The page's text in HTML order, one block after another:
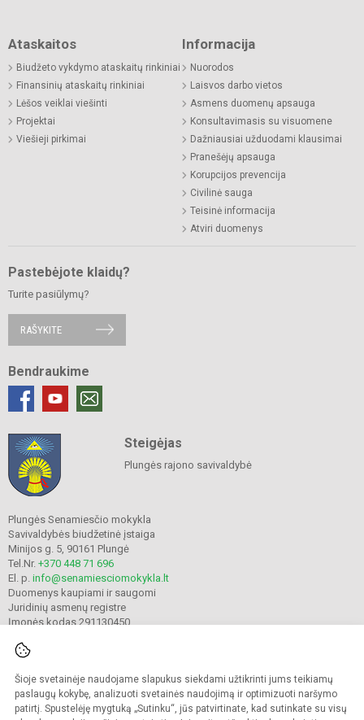
Šioje svetainėje naudojame slapukus siekdami užtikrinti jums teikiamų
paslaugų kokybę, analizuoti svetainės naudojimą ir optimizuoti naršymo
patirtį. Spustelėję mygtuką „Sutinku“, jūs patvirtinate, kad sutinkate su visų
Ataskaitos
Biudžeto vykdymo ataskaitų rinkiniai
Finansinių ataskaitų rinkiniai
Lėšos veiklai viešinti
Projektai
Viešieji pirkimai
Informacija
Nuorodos
Laisvos darbo vietos
Asmens duomenų apsauga
Konsultavimasis su visuomene
Dažniausiai užduodami klausimai
Pranešėjų apsauga
Korupcijos prevencija
Civilinė sauga
Teisinė informacija
Atviri duomenys
Pastebėjote klaidų?
Turite pasiūlymų?
RAŠYKITE
Bendraukime
Steigėjas
Plungės rajono savivaldybė
Plungės Senamiesčio mokykla
Savivaldybės biudžetinė įstaiga
Minijos g. 5, 90161 Plungė
Tel.Nr. +370 448 71 696
El. p. info@senamiesciomokykla.lt
Duomenys kaupiami ir saugomi
Juridinių asmenų registre
Įmonės kodas 291130450
© 2022. Plungės Senamiesčio mokykla. Visos teisės saugomos.
Kopijuoti turinį be raštiško gimnazijos sutikimo griežtai draudžiama.
Prieinamumo paraiška Slapukų valdymas